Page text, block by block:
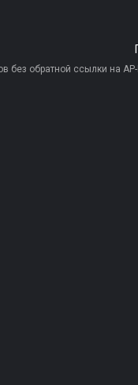
без обратной ссылки на